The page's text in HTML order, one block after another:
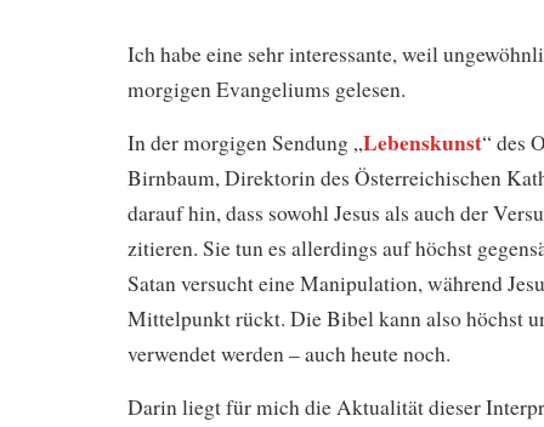
Ich habe eine sehr interessante, weil
morgigen Evangeliums gelesen.
In der morgigen Sendung „Lebenskunst“ des
Birnbaum, Direktorin des Österreichischen
darauf hin, dass sowohl Jesus als auch der
zitieren. Sie tun es allerdings auf höchst
Satan versucht eine Manipulation, während
Mittelpunkt rückt. Die Bibel kann also höchst
verwendet werden – auch heute noch.
Darin liegt für mich die Aktualität dieser